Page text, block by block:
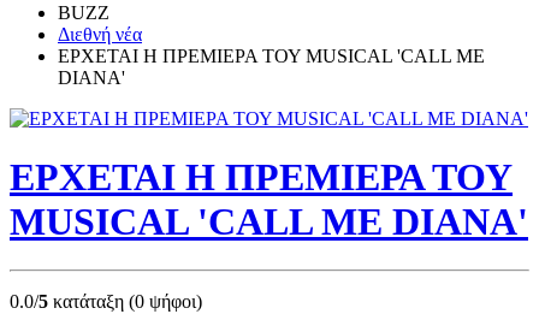
BUZZ
Διεθνή νέα
ΕΡΧΕΤΑΙ Η ΠΡΕΜΙΕΡΑ ΤΟΥ MUSICAL 'CALL ME
DIANA'
ΕΡΧΕΤΑΙ Η ΠΡΕΜΙΕΡΑ ΤΟΥ
MUSICAL 'CALL ME DIANA'
0.0/5 κατάταξη (0 ψήφοι)